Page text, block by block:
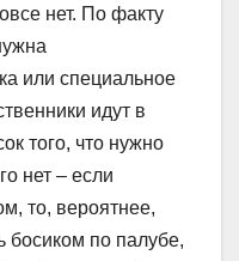
нет. По факту
или специальное
идут в
того, что нужно
нет – если
то, вероятнее,
босиком по палубе,